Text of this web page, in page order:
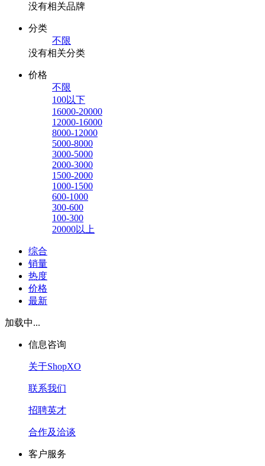
没有相关品牌
分类
不限
没有相关分类
价格
不限
100以下
16000-20000
12000-16000
8000-12000
5000-8000
3000-5000
2000-3000
1500-2000
1000-1500
600-1000
300-600
100-300
20000以上
综合
销量
热度
价格
最新
加载中...
信息咨询
关于ShopXO
联系我们
招聘英才
合作及洽谈
客户服务